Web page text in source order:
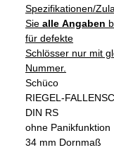
Spezifikationen/
Sie alle Angaben
für defekte
Schlösser nur mit
Nummer.
Schüco
RIEGEL-
DIN RS
ohne Panikfunktion
34 mm Dornmaß